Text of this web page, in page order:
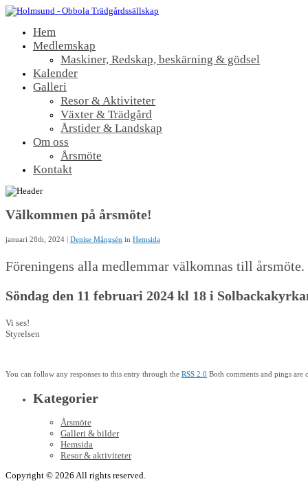
Hem
Medlemskap
Maskiner, Redskap, beskärning & gödsel
Kalender
Galleri
Resor & Aktiviteter
Växter & Trädgård
Årstider & Landskap
Om oss
Årsmöte
Kontakt
Välkommen på årsmöte!
januari 28th, 2024 | Denise Mångsén in Hemsida
Föreningens alla medlemmar välkomnas till
Söndag den 11 februari 2024 kl 18 i
Vi ses!
Styrelsen
You can follow any responses to this entry through the RSS 2.0 Both comments and pings are
Kategorier
Årsmöte
Galleri & bilder
Hemsida
Resor & aktiviteter
Copyright © 2026 All rights reserved.